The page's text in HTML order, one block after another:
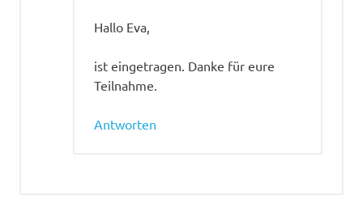
Hallo Eva,
ist eingetragen. Danke für eure
Teilnahme.
Antworten